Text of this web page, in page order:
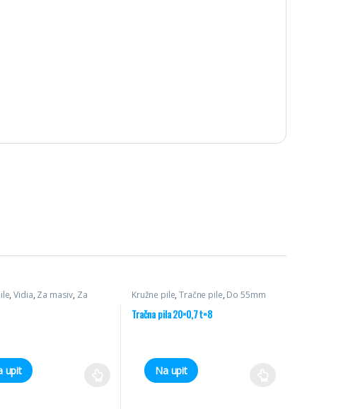
,Vidia, Za masiv, Za
upit
Kružne pile,Tračne pile, Do 55mm
Tračna pila 20×0,7 t=8
Na upit